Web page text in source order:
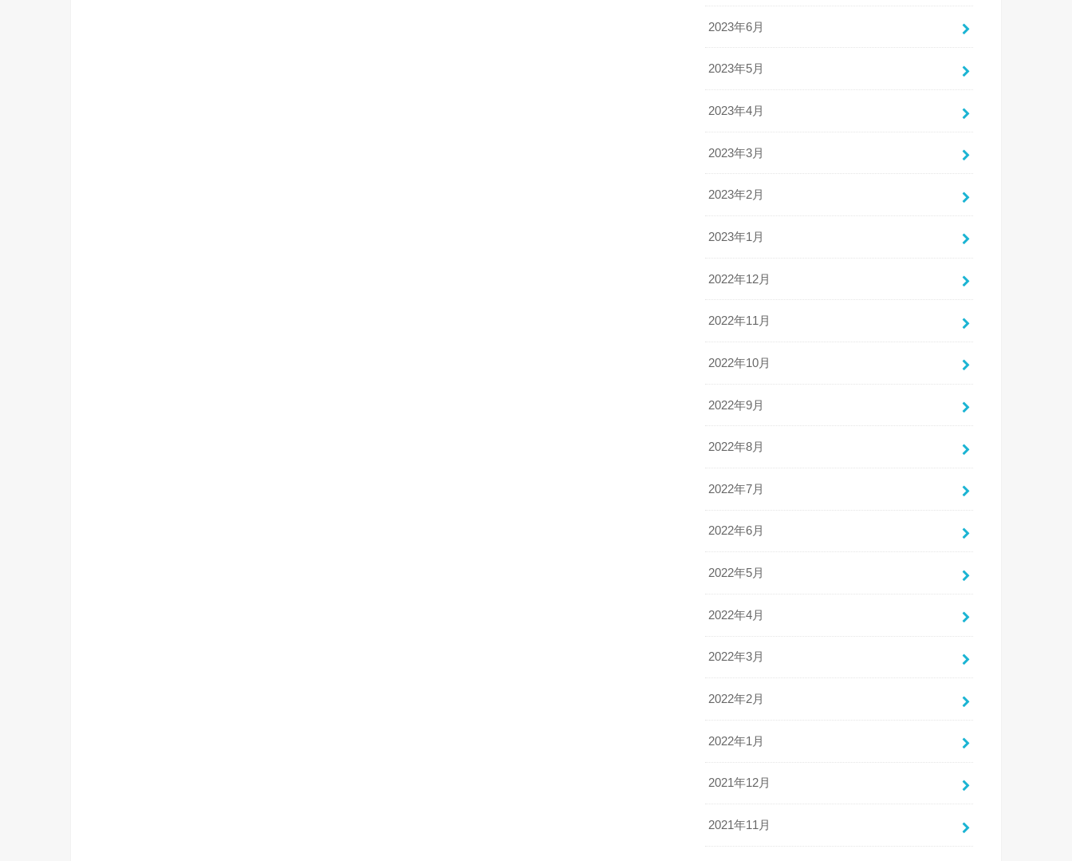
2023年6月
2023年5月
2023年4月
2023年3月
2023年2月
2023年1月
2022年12月
2022年11月
2022年10月
2022年9月
2022年8月
2022年7月
2022年6月
2022年5月
2022年4月
2022年3月
2022年2月
2022年1月
2021年12月
2021年11月